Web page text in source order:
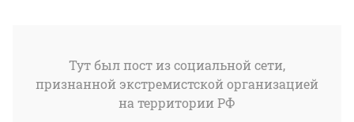
Тут был пост из социальной сети,
признанной экстремистской организацией
на территории РФ